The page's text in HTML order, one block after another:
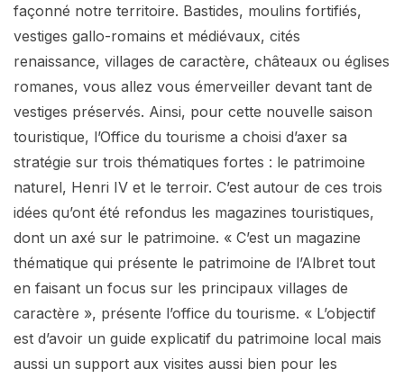
façonné notre territoire. Bastides, moulins fortifiés,
vestiges gallo-romains et médiévaux, cités
renaissance, villages de caractère, châteaux ou églises
romanes, vous allez vous émerveiller devant tant de
vestiges préservés. Ainsi, pour cette nouvelle saison
touristique, l’Office du tourisme a choisi d’axer sa
stratégie sur trois thématiques fortes : le patrimoine
naturel, Henri IV et le terroir. C’est autour de ces trois
idées qu’ont été refondus les magazines touristiques,
dont un axé sur le patrimoine. « C’est un magazine
thématique qui présente le patrimoine de l’Albret tout
en faisant un focus sur les principaux villages de
caractère », présente l’office du tourisme. « L’objectif
est d’avoir un guide explicatif du patrimoine local mais
aussi un support aux visites aussi bien pour les